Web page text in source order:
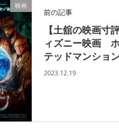
映画
前の記事
【土舘の映画寸
ィズニー映画
テッドマンショ
2023.12.19